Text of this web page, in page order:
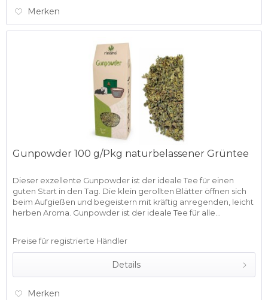
Merken
Gunpowder 100 g/Pkg naturbelassener Grüntee
Dieser exzellente Gunpowder ist der ideale Tee für einen
guten Start in den Tag. Die klein gerollten Blätter öffnen sich
beim Aufgießen und begeistern mit kräftig anregenden, leicht
herben Aroma. Gunpowder ist der ideale Tee für alle...
Preise für registrierte Händler
Details
Merken